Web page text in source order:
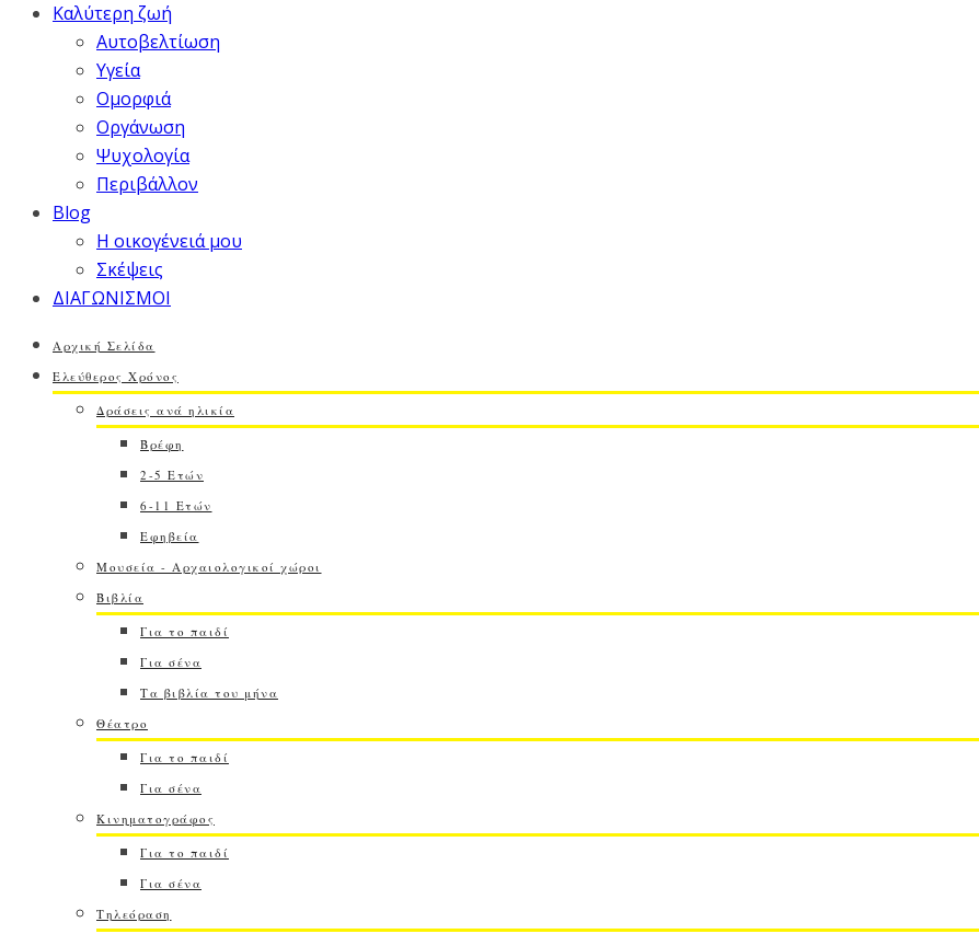
Καλύτερη ζωή
Αυτοβελτίωση
Υγεία
Ομορφιά
Οργάνωση
Ψυχολογία
Περιβάλλον
Blog
Η οικογένειά μου
Σκέψεις
ΔΙΑΓΩΝΙΣΜΟΙ
Αρχική Σελίδα
Ελεύθερος Χρόνος
Δράσεις ανά ηλικία
Βρέφη
2-5 Ετών
6-11 Ετών
Εφηβεία
Μουσεία - Αρχαιολογικοί χώροι
Βιβλία
Για το παιδί
Για σένα
Τα βιβλία του μήνα
Θέατρο
Για το παιδί
Για σένα
Κινηματογράφος
Για το παιδί
Για σένα
Τηλεόραση